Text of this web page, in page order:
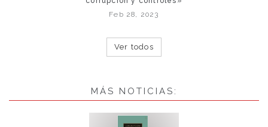
Feb 28, 2023
Ver todos
MÁS NOTICIAS: